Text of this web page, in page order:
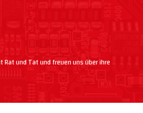
Rat und Tat und freuen uns über ihre